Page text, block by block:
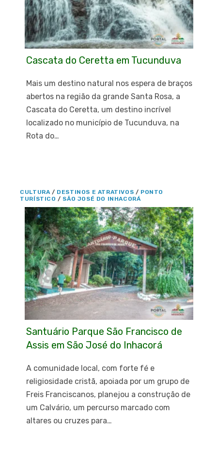
Cascata do Ceretta em Tucunduva
Mais um destino natural nos espera de braços
abertos na região da grande Santa Rosa, a
Cascata do Ceretta, um destino incrível
localizado no município de Tucunduva, na
Rota do…
CULTURA/ DESTINOS E ATRATIVOS / PONTO
TURÍSTICO / SÃO JOSÉ DO INHACORÁ
Santuário Parque São Francisco de
Assis em São José do Inhacorá
A comunidade local, com forte fé e
religiosidade cristã, apoiada por um grupo de
Freis Franciscanos, planejou a construção de
um Calvário, um percurso marcado com
altares ou cruzes para…